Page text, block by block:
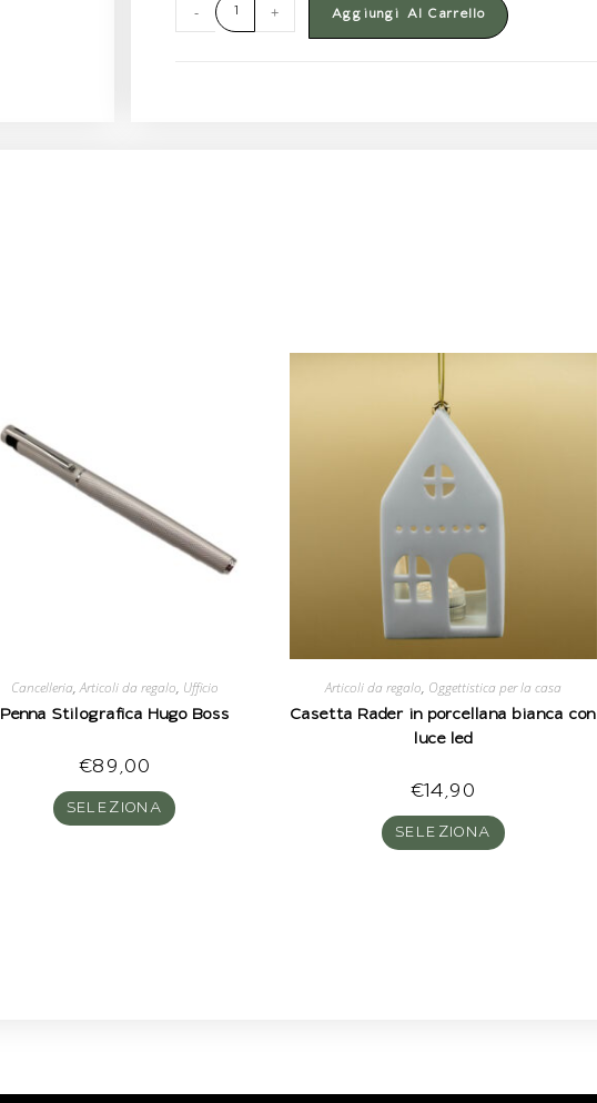
- + Aggiungi Al Carrello
Cancelleria,Articoli da regalo, Ufficio
Penna Stilografica Hugo Boss
€89,00
SELEZIONA
Articoli da regalo, Oggettistica per la casa
Casetta Rader in porcellana bianca con
luce led
€14,90
SELEZIONA